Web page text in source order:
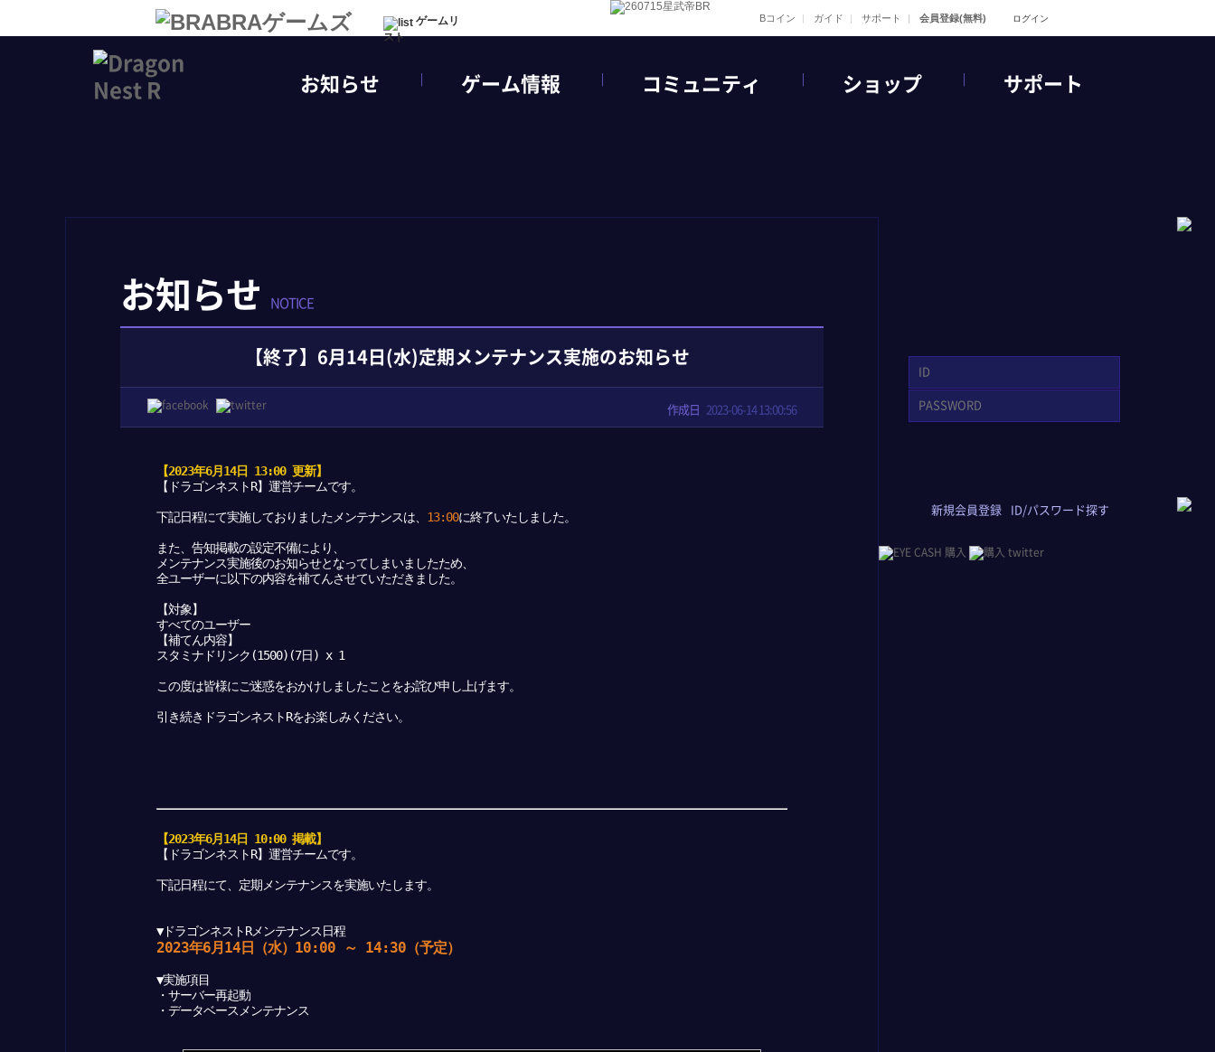
ゲームリ
スト
Bコイン ガイド サポート 会員登録(無料) ログイン
お知らせ ゲーム情報 コミュニティ ショップ サポート
お知らせ NOTICE
【終了】6月14日(水)定期メンテナンス実施のお知らせ
作成日 2023-06-14 13:00:56
【2023年6月14日 13:00 更新】
【ドラゴンネストR】運営チームです。
下記日程にて実施しておりましたメンテナンスは、 13:00に終了いたしました。
また、告知掲載の設定不備により、
メンテナンス実施後のお知らせとなってしまいましたため、
全ユーザーに以下の内容を補てんさせていただきました。
【対象】
すべてのユーザー
【補てん内容】
スタミナドリンク(1500)(7日) x 1
この度は皆様にご迷惑をおかけしましたことをお詫び申し上げます。
引き続きドラゴンネストRをお楽しみください。
【2023年6月14日 10:00 掲載】
【ドラゴンネストR】運営チームです。
下記日程にて、定期メンテナンスを実施いたします。
▼ドラゴンネストRメンテナンス日程
2023年6月14日（水）10:00 ～ 14:30（予定）
▼実施項目
・サーバー再起動
・データベースメンテナンス
新規会員登録 ID/パスワード探す